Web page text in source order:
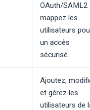
OAuth/SAML2
mappez les
utilisateurs
un accès
sécurisé.
Ajoutez,
et gérez les
utilisateurs de